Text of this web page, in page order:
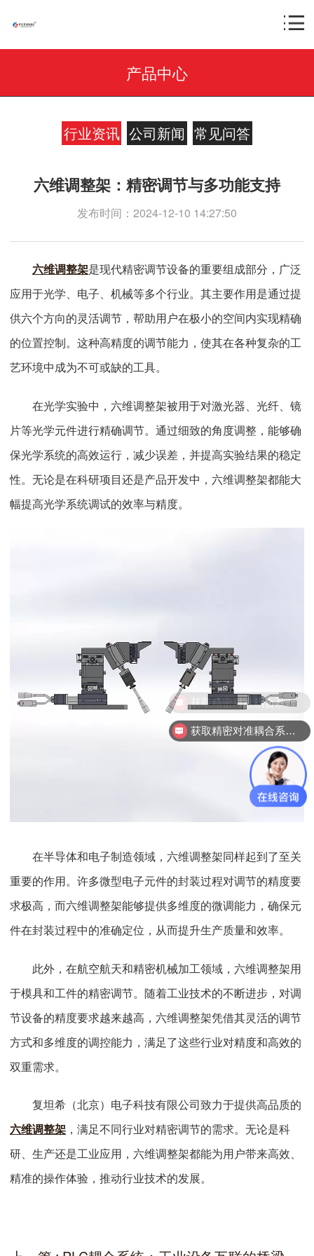
产品中心
行业资讯 公司新闻 常见问答
六维调整架：精密调节与多功能支持
发布时间：2024-12-10 14:27:50
六维调整架是现代精密调节设备的重要组成部分，广泛
应用于光学、电子、机械等多个行业。其主要作用是通过提
供六个方向的灵活调节，帮助用户在极小的空间内实现精确
的位置控制。这种高精度的调节能力，使其在各种复杂的工
艺环境中成为不可或缺的工具。
在光学实验中，六维调整架被用于对激光器、光纤、镜
片等光学元件进行精确调节。通过细致的角度调整，能够确
保光学系统的高效运行，减少误差，并提高实验结果的稳定
性。无论是在科研项目还是产品开发中，六维调整架都能大
幅提高光学系统调试的效率与精度。
在半导体和电子制造领域，六维调整架同样起到了至关
重要的作用。许多微型电子元件的封装过程对调节的精度要
求极高，而六维调整架能够提供多维度的微调能力，确保元
件在封装过程中的准确定位，从而提升生产质量和效率。
此外，在航空航天和精密机械加工领域，六维调整架用
于模具和工件的精密调节。随着工业技术的不断进步，对调
节设备的精度要求越来越高，六维调整架凭借其灵活的调节
方式和多维度的调控能力，满足了这些行业对精度和高效的
双重需求。
复坦希（北京）电子科技有限公司致力于提供高品质的
六维调整架 ，满足不同行业对精密调节的需求。无论是科
研、生产还是工业应用，六维调整架都能为用户带来高效、
精准的操作体验，推动行业技术的发展。
获取精密对准耦合系统技术方案